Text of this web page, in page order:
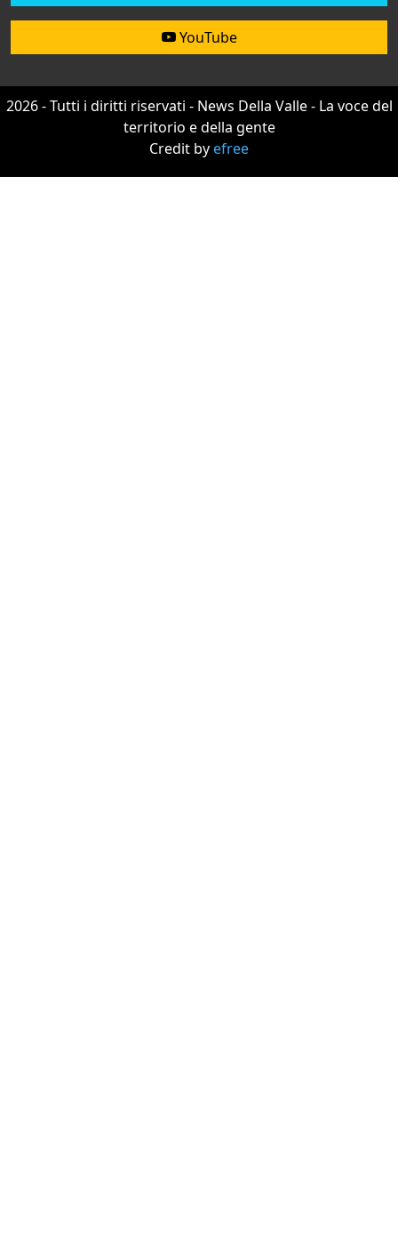
YouTube
2026 - Tutti i diritti riservati - News Della Valle - La voce del
territorio e della gente
Credit byefree